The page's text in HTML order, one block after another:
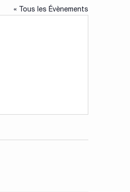
« Tous les Évènements